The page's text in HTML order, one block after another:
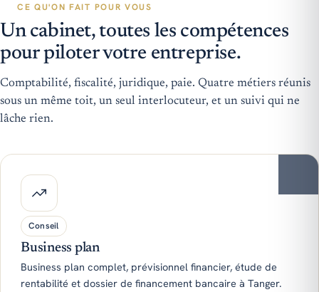
CE QU'ON FAIT POUR VOUS
Un cabinet, toutes les compétences
pour piloter votre entreprise.
Comptabilité, fiscalité, juridique, paie. Quatre métiers réunis
sous un même toit, un seul interlocuteur, et un suivi qui ne
lâche rien.
Conseil
Business plan
Business plan complet, prévisionnel financier, étude de
rentabilité et dossier de financement bancaire à Tanger.